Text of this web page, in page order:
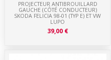
PROJECTEUR ANTIBROUILLARD
GAUCHE (CÔTÉ CONDUCTEUR)
SKODA FELICIA 98-01 (TYP E) ET VW
LUPO
39,00 €